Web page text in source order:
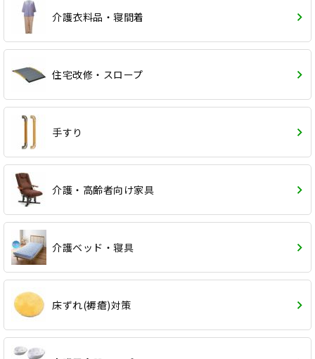
介護衣料品・寝間着
住宅改修・スロープ
手すり
介護・高齢者向け家具
介護ベッド・寝具
床ずれ(褥瘡)対策